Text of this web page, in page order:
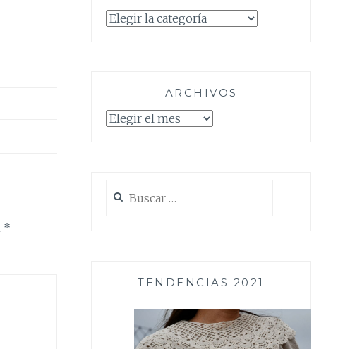
*
Categorías
ARCHIVOS
Archivos
TENDENCIAS 2021